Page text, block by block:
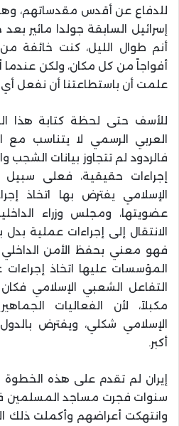
للدفاع عن أقدس مقدساتهم،
إسرائيل السابقة جولدا مائير
أنم طوال الليل، كنت خائفة
أفواجاً من كل مكان، ولكن
علمت أن باستطاعتنا أن نفعل
للأسف حتى لحظة كتابة هذا
العربي الرسمي لا يتناسب مع
فالردود لم تتجاوز بيانات الشجب
إجراءات حقيقية، فعلى سبيل
الإسلامي يفترض بها اتخاذ
عضويتها، ومجلس وزراء
الانتقال إلى إجراءات عملية بدل
فهو معني بحفظ الأمن الداخلي
المؤسسات عليها اتخاذ
التفاعل الشعبي الإسلامي فكان
مكبلاً، لأن الفعاليات
الإسلامي شكلي، ويفترض
أكبر.
إيران لم تقدم على هذه
سنوات فجرت مساجد المسلمين
وانتهكت أعراضهم وأكملت